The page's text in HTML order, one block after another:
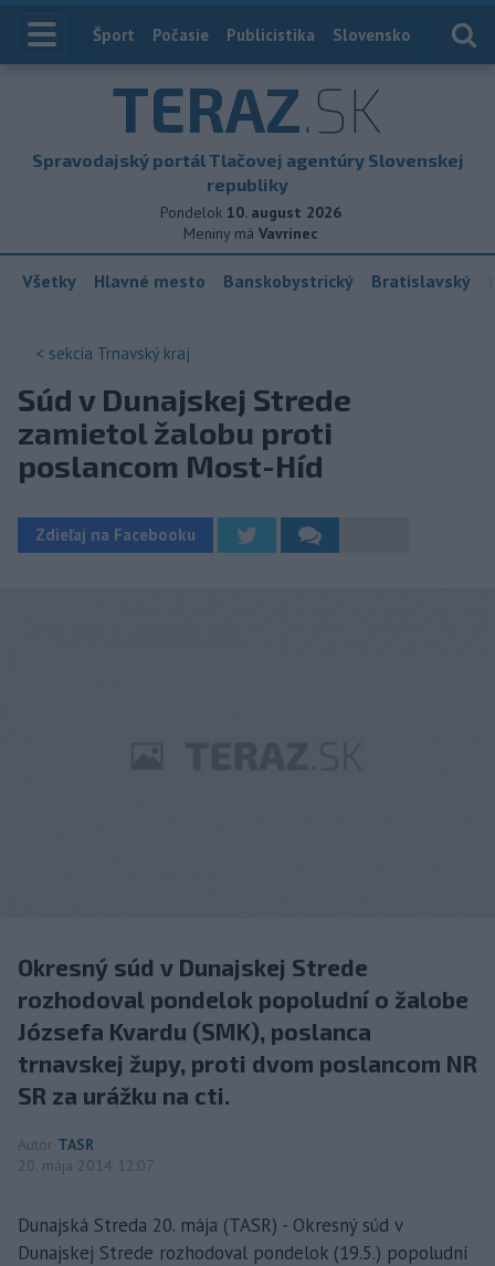
Index
Šport Počasie Publicistika Slovensko
TERAZ.SK
Spravodajský portál Tlačovej agentúry Slovenskej
republiky
Pondelok 10. august 2026
Meniny má Vavrinec
Všetky Hlavné mesto Banskobystrický Bratislavský
< sekcia Trnavský kraj
Súd v Dunajskej Strede
zamietol žalobu proti
poslancom Most-Híd
Zdieľaj na Facebooku
Okresný súd v Dunajskej Strede
rozhodoval pondelok popoludní o žalobe
Józsefa Kvardu (SMK), poslanca
trnavskej župy, proti dvom poslancom NR
SR za urážku na cti.
Autor TASR
20. mája 2014 12:07
Dunajská Streda 20. mája (TASR) - Okresný súd v
Dunajskej Strede rozhodoval pondelok (19.5.) popoludní